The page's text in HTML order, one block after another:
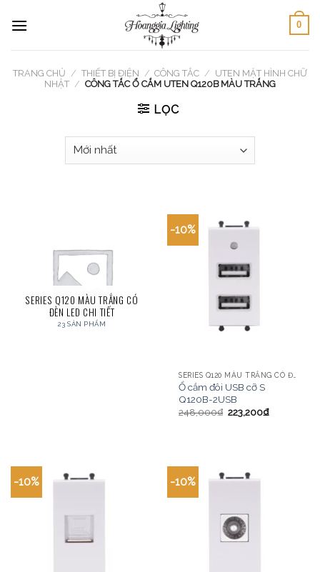
0
TRANG CHỦ / THIẾT BỊ ĐIỆN / CÔNG TẮC / UTEN MẶT HÌNH CHỮ
NHẬT / CÔNG TẮC Ổ CẮM UTEN Q120B MÀU TRẮNG
LỌC
SERIES Q120 MÀU TRẮNG CÓ
ĐÈN LED CHI TIẾT
23 SẢN PHẨM
-10%
Ổ cắm đôi USB cỡ S
Q120B-2USB
248,000₫ 223,200₫
-10% -10%